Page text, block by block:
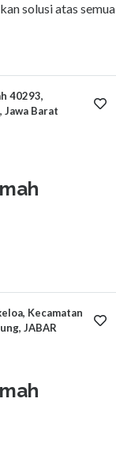
solusi atas semua
40293,
Jawa Barat
Kecamatan
JABAR